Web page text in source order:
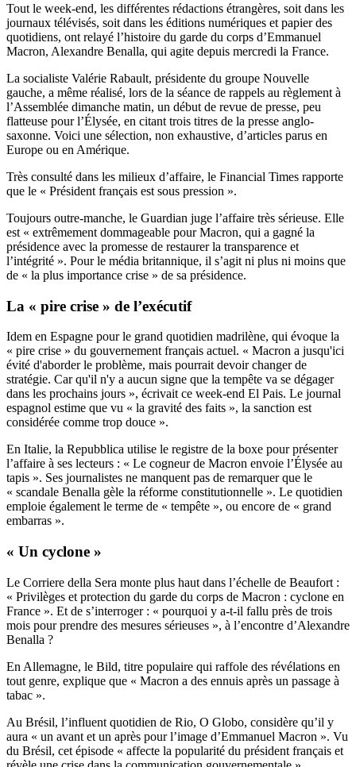
Tout le week-end, les différentes rédactions étrangères, soit dans les
journaux télévisés, soit dans les éditions numériques et papier des
quotidiens, ont relayé l’histoire du garde du corps d’Emmanuel
Macron, Alexandre Benalla, qui agite depuis mercredi la France.
La socialiste Valérie Rabault, présidente du groupe Nouvelle
gauche, a même réalisé, lors de la séance de rappels au règlement à
l’Assemblée dimanche matin, un début de revue de presse, peu
flatteuse pour l’Élysée, en citant trois titres de la presse anglo-
saxonne. Voici une sélection, non exhaustive, d’articles parus en
Europe ou en Amérique.
Très consulté dans les milieux d’affaire, le Financial Times rapporte
que le « Président français est sous pression ».
Toujours outre-manche, le Guardian juge l’affaire très sérieuse. Elle
est « extrêmement dommageable pour Macron, qui a gagné la
présidence avec la promesse de restaurer la transparence et
l’intégrité ». Pour le média britannique, il s’agit ni plus ni moins que
de « la plus importance crise » de sa présidence.
La « pire crise » de l’exécutif
Idem en Espagne pour le grand quotidien madrilène, qui évoque la
« pire crise » du gouvernement français actuel. « Macron a jusqu'ici
évité d'aborder le problème, mais pourrait devoir changer de
stratégie. Car qu'il n'y a aucun signe que la tempête va se dégager
dans les prochains jours », écrivait ce week-end El Pais. Le journal
espagnol estime que vu « la gravité des faits », la sanction est
considérée comme trop douce ».
En Italie, la Repubblica utilise le registre de la boxe pour présenter
l’affaire à ses lecteurs : « Le cogneur de Macron envoie l’Élysée au
tapis ». Ses journalistes ne manquent pas de remarquer que le
« scandale Benalla gèle la réforme constitutionnelle ». Le quotidien
emploie également le terme de « tempête », ou encore de « grand
embarras ».
« Un cyclone »
Le Corriere della Sera monte plus haut dans l’échelle de Beaufort :
« Privilèges et protection du garde du corps de Macron : cyclone en
France ». Et de s’interroger : « pourquoi y a-t-il fallu près de trois
mois pour prendre des mesures sérieuses », à l’encontre d’Alexandre
Benalla ?
En Allemagne, le Bild, titre populaire qui raffole des révélations en
tout genre, explique que « Macron a des ennuis après un passage à
tabac ».
Au Brésil, l’influent quotidien de Rio, O Globo, considère qu’il y
aura « un avant et un après pour l’image d’Emmanuel Macron ». Vu
du Brésil, cet épisode « affecte la popularité du président français et